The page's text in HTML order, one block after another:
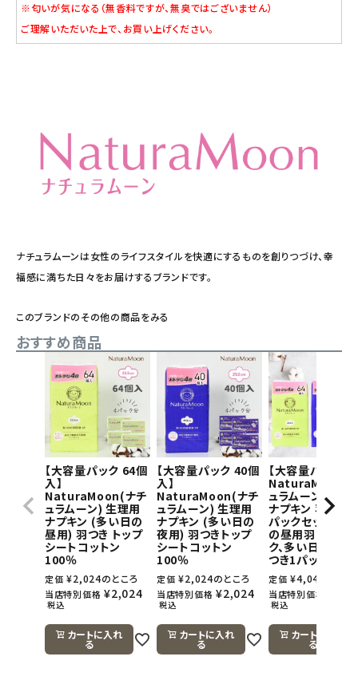
※匂いが気になる（無香料ですが、無臭ではございません）
ご理解いただいた上で、お買い上げください。
ナチュラムーンは女性のライフスタイルを快適にするものを創りつづけ、幸
福感に満ちた日々をお届けするブランドです。
このブランドのその他の商品をみる
おすすめ商品
【大容量パック 64個
入】
NaturaMoon(ナチ
ュラムーン) 生理用
ナプキン (多い日の
昼用) 羽つき トップ
シートコットン
100％
定価 ¥2,024のところ
当店特別価格 ¥2,024
税込
カートに入れ
る
【大容量パック 40個
入】
NaturaMoon(ナチ
ュラムーン) 生理用
ナプキン (多い日の
夜用) 羽つきトップ
シートコットン
100％
定価 ¥2,024のところ
当店特別価格 ¥2,024
税込
カートに入れ
る
【大容量パック】
NaturaMoon(
ュラムーン) 生理
ナプキン 羽つき
パックセット(多
の昼用羽つき1パ
ク、多い日の夜
つき1パック)
定価 ¥4,048
当店特別価格
税込
カートに入れ
る